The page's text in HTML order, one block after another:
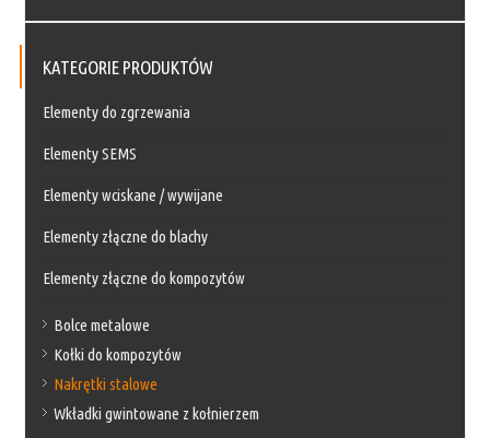
KATEGORIE PRODUKTÓW
Elementy do zgrzewania
Elementy SEMS
Elementy wciskane / wywijane
Elementy złączne do blachy
Elementy złączne do kompozytów
Bolce metalowe
Kołki do kompozytów
Nakrętki stalowe
Wkładki gwintowane z kołnierzem